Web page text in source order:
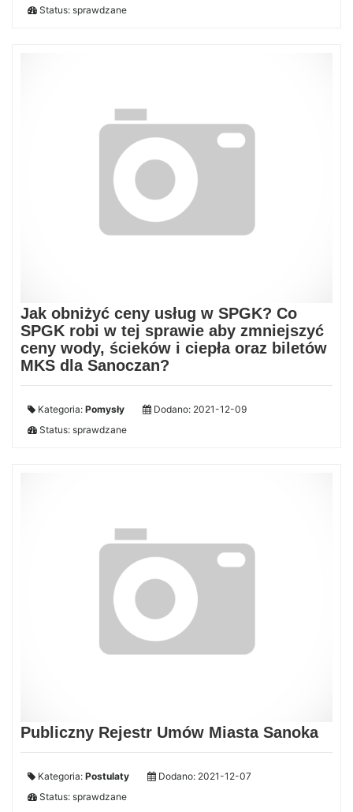
Status: sprawdzane
Jak obniżyć ceny usług w SPGK? Co
SPGK robi w tej sprawie aby zmniejszyć
ceny wody, ścieków i ciepła oraz biletów
MKS dla Sanoczan?
Kategoria: Pomysły
Dodano: 2021-12-09
Status: sprawdzane
Publiczny Rejestr Umów Miasta Sanoka
Kategoria: Postulaty
Dodano: 2021-12-07
Status: sprawdzane